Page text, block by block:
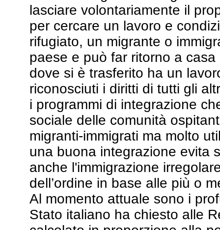
lasciare volontariamente il
per cercare un lavoro e
rifugiato, un migrante o
paese e può far ritorno a
dove si è trasferito ha un
riconosciuti i diritti di tutti gli
i programmi di integrazione
sociale delle comunità
migranti-immigrati ma molto
una buona integrazione evita
anche l'immigrazione
dell’ordine in base alle più o
Al momento attuale sono i
Stato italiano ha chiesto alle